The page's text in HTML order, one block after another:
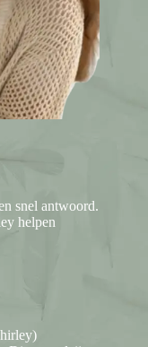
snel antwoord.
helpen